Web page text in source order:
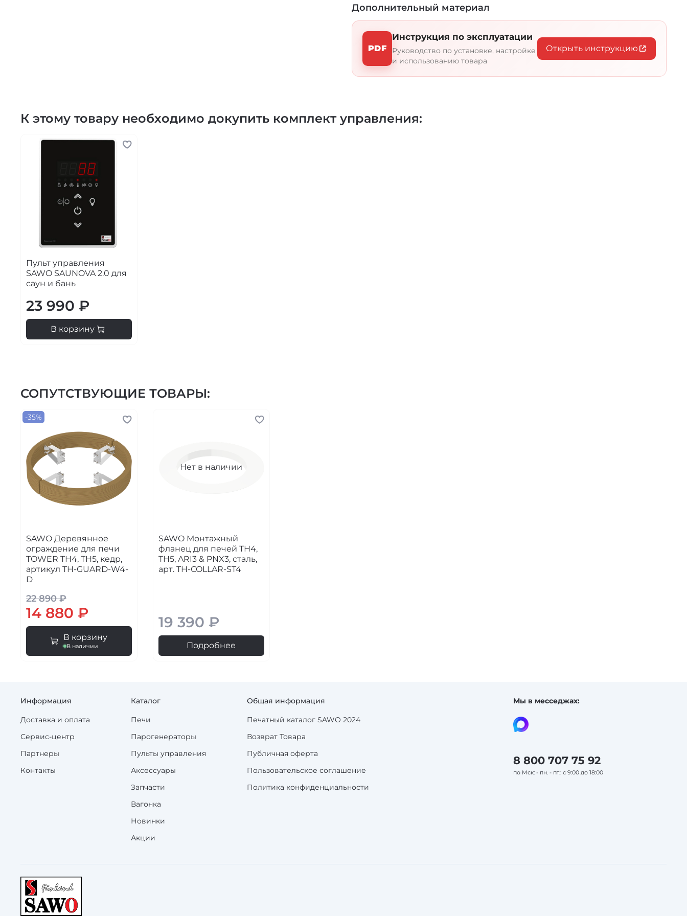
представлены электрокаменки с мощностью от 3 до 24 Кв.
Наименее мощные модели рассчитаны на обогрев помещений
объёмом 2-4 кубических метра. Модели максимальной
мощности идеально подходят для парных объёмом до 40
кубических метров. В зависимости от мощности варьируется и
максимальная вместимость камней от 70 до 360 кг.
Если вы хотите купить универсальную электрокаменку, то Tower
- один из лучших вариантов. Подливая на камни воду можно
Дополнительный материал
PDF
Инструкция по эксплуатации
Руководство по установке, настройке
и использованию товара
Открыть инструкцию
К этому товару необходимо докупить комплект управления:
Пульт управления
SAWO SAUNOVA 2.0 для
саун и бань
23 990 ₽
В корзину
СОПУТСТВУЮЩИЕ ТОВАРЫ:
-35%
SAWO Деревянное
ограждение для печи
TOWER TH4, TH5, кедр,
артикул TH-GUARD-W4-
D
22 890 ₽
14 880 ₽
В корзину
В наличии
Нет в наличии
SAWO Монтажный
фланец для печей TH4,
TH5, ARI3 & PNX3, сталь,
арт. TH-COLLAR-ST4
19 390 ₽
Подробнее
Информация
Доставка и оплата
Сервис-центр
Партнеры
Контакты
Каталог
Печи
Парогенераторы
Пульты управления
Аксессуары
Запчасти
Вагонка
Новинки
Акции
Общая информация
Печатный каталог SAWO 2024
Возврат Товара
Публичная оферта
Пользовательское соглашение
Политика конфиденциальности
Мы в месседжах:
8 800 707 75 92
по Мск: - пн. - пт.: с 9:00 до 18:00